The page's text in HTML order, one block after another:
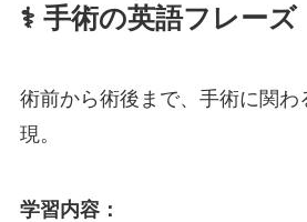
⚕️ 手術の英語フレーズ
術前から術後まで、手術に関わ
現。
学習内容：